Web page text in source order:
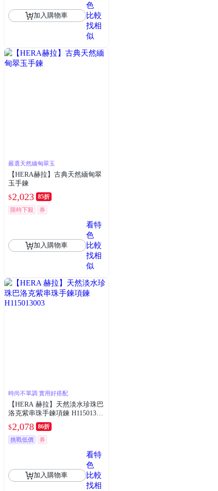
加入購物車
色
比較
找相
似
嚴選天然緬甸翠玉
【HERA赫拉】古典天然緬甸翠
玉手鍊
$2,023 85折
限時下殺
券
加入購物車
看特
色
比較
找相
似
時尚不單調 實用好搭配
【HERA 赫拉】天然淡水珍珠巴
洛克紫串珠手鍊項鍊 H11501300
$2,078 86折
挑戰低價
券
加入購物車
看特
色
比較
找相